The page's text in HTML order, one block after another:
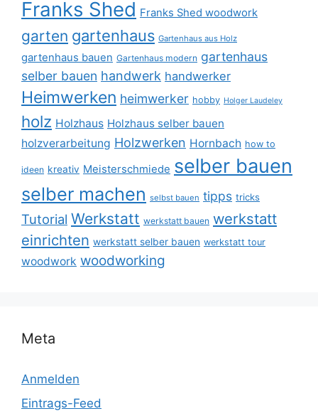
Franks Shed Franks Shed woodwork
garten gartenhaus Gartenhaus aus Holz
gartenhaus bauen Gartenhaus modern gartenhaus
selber bauen handwerk handwerker
Heimwerken heimwerker hobby Holger Laudeley
holz Holzhaus Holzhaus selber bauen
holzverarbeitung Holzwerken Hornbach how to
ideen kreativ Meisterschmiede selber bauen
selber machen selbst bauen tipps tricks
Tutorial Werkstatt werkstatt bauen werkstatt
einrichten werkstatt selber bauen werkstatt tour
woodwork woodworking
Meta
Anmelden
Eintrags-Feed